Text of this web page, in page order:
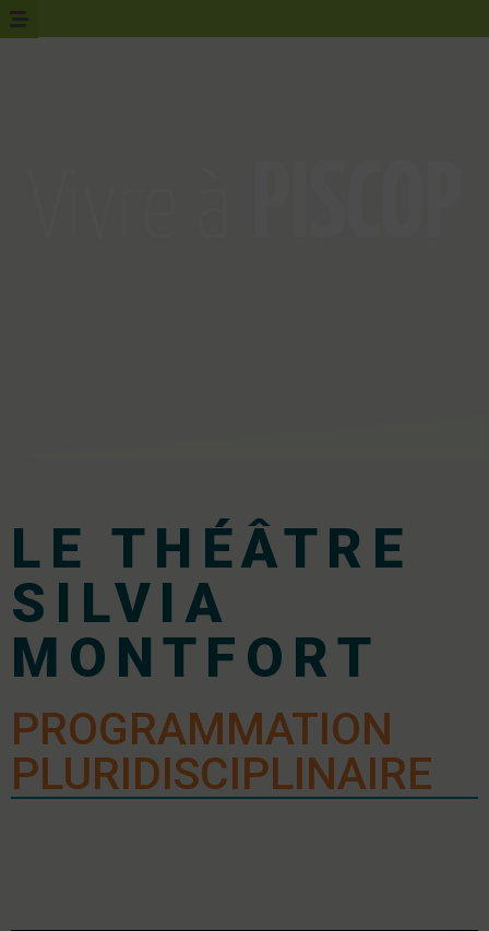
LE THÉÂTRE
SILVIA
MONTFORT
PROGRAMMATION
PLURIDISCIPLINAIRE